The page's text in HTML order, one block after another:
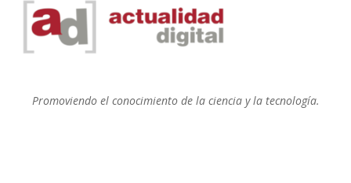
Promoviendo el conocimiento de la ciencia y la tecnología.